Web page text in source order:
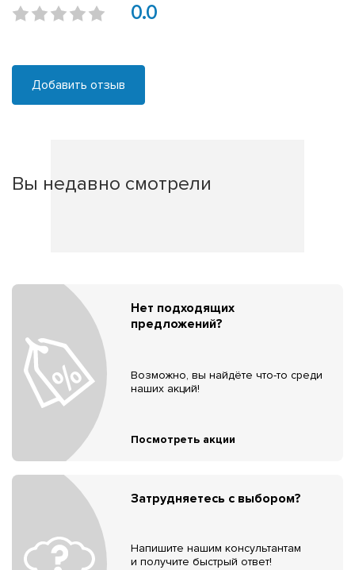
0.0
Добавить отзыв
Вы недавно смотрели
Нет подходящих
предложений?
Возможно, вы найдёте что-то среди
наших акций!
Посмотреть акции
Затрудняетесь с выбором?
Напишите нашим консультантам
и получите быстрый ответ!